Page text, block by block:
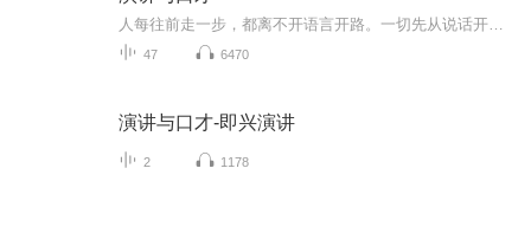
47 6470
演讲与口才-即兴演讲
2 1178